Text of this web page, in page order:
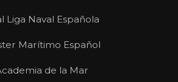
Liga Naval Española
Marítimo Español
de la Mar